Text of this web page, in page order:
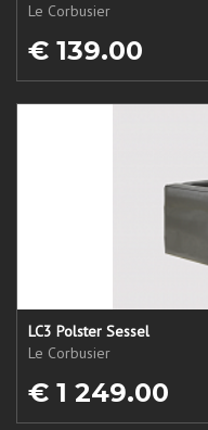
Le Corbusier
€ 139.00
LC3 Polster Sessel
Le Corbusier
€ 1 249.00